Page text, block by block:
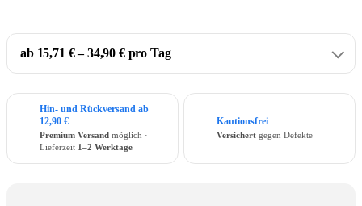
ab 15,71 € – 34,90 € pro Tag
Hin- und Rückversand ab
12,90 €
Premium Versand möglich ·
Lieferzeit 1–2 Werktage
Kautionsfrei
Versichert gegen Defekte